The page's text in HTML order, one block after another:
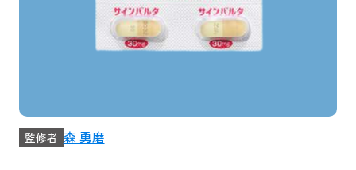
監修者 森 勇磨